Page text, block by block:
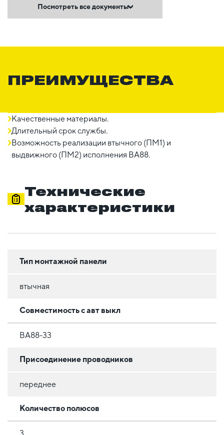
Посмотреть все документы
ПРЕИМУЩЕСТВА
Качественные материалы.
Длительный срок службы.
Возможность реализации втычного (ПМ1) и
выдвижного (ПМ2) исполнения ВА88.
Технические
характеристики
Тип монтажной панели
втычная
Совместимость с авт выкл
ВА88-33
Присоединение проводников
переднее
Количество полюсов